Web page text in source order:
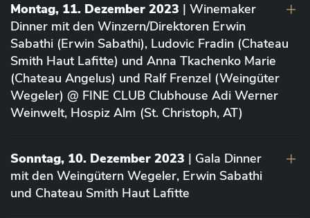
Montag, 11. Dezember 2023 | Winemaker
Dinner mit den Winzern/Direktoren Erwin
Sabathi (Erwin Sabathi), Ludovic Fradin (Chateau
Smith Haut Lafitte) und Anna Tkachenko Marie
(Chateau Angelus) und Ralf Frenzel (Weingüter
Wegeler) @ FINE CLUB Clubhouse Adi Werner
Weinwelt, Hospiz Alm (St. Christoph, AT)
Sonntag, 10. Dezember 2023 | Gala Dinner
mit den Weingütern Wegeler, Erwin Sabathi
und Chateau Smith Haut Lafitte